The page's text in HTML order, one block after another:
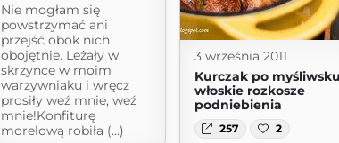
Nie mogłam się
powstrzymać ani
przejść obok nich
obojętnie. Leżały w
skrzynce w moim
warzywniaku i wręcz
prosiły weź mnie, weź
mnie!Konfiturę
morelową robiła (...)
3 września 2011
Kurczak po myśliwsku
włoskie rozkosze
podniebienia
257 2